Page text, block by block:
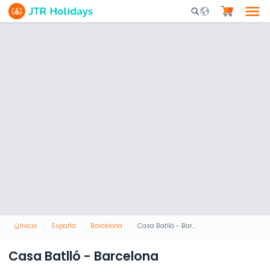
Mobile Search
Inicio España Barcelona Casa Batlló - Barcelona
Casa Batlló - Barcelona